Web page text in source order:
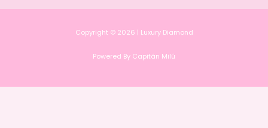
Copyright © 2026 | Luxury Diamond
Powered By Capitán Milú